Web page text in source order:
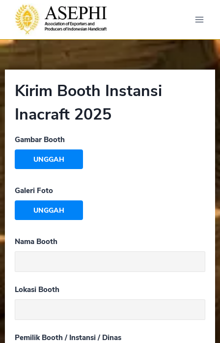
Kirim Booth Instansi
Inacraft 2025
Gambar Booth
UNGGAH
Galeri Foto
UNGGAH
Nama Booth
Lokasi Booth
Pemilik Booth / Instansi / Dinas